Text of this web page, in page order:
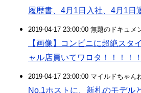
履歴書、4月1日入社、4月1日
2019-04-17 23:00:00 無題のドキュメ
【画像】コンビニに超絶スタ
ャル店員いてワロタ！！！！！
2019-04-17 23:00:00 マイルドちゃん
No.1ホストに、新札のモデル